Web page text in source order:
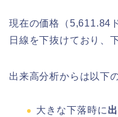
現在の価格（5,611.84
日線を下抜けており、
出来高分析からは以下
大きな下落時に